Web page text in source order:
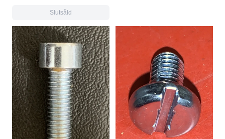
Slutsåld